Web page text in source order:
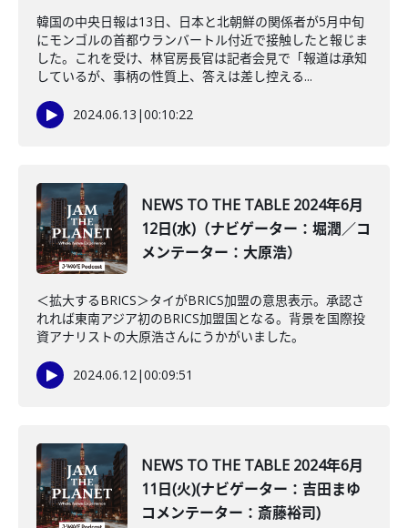
韓国の中央日報は13日、日本と北朝鮮の関係者が5月中旬
にモンゴルの首都ウランバートル付近で接触したと報じま
した。これを受け、林官房長官は記者会見で「報道は承知
しているが、事柄の性質上、答えは差し控える...
2024.06.13 |00:10:22
NEWS TO THE TABLE 2024年6月
12日(水)（ナビゲーター：堀潤／コ
メンテーター：大原浩）
＜拡大するBRICS＞タイがBRICS加盟の意思表示。承認さ
れれば東南アジア初のBRICS加盟国となる。背景を国際投
資アナリストの大原浩さんにうかがいました。
2024.06.12|00:09:51
NEWS TO THE TABLE 2024年6月
11日(火)(ナビゲーター：吉田まゆ
コメンテーター：斎藤裕司)